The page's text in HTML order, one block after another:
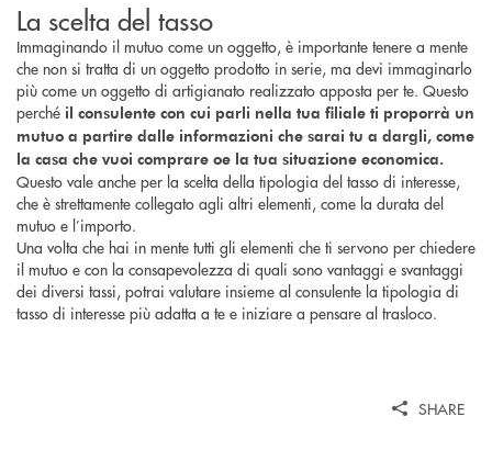
La scelta del tasso
Immaginando il mutuo come un oggetto, è importante tenere a mente
che non si tratta di un oggetto prodotto in serie, ma devi immaginarlo
più come un oggetto di artigianato realizzato apposta per te. Questo
perché il consulente con cui parli nella tua filiale ti proporrà un
mutuo a partire dalle informazioni che sarai tu a dargli, come
la casa che vuoi comprare oe la tua situazione economica.
Questo vale anche per la scelta della tipologia del tasso di interesse,
che è strettamente collegato agli altri elementi, come la durata del
mutuo e l’importo.
Una volta che hai in mente tutti gli elementi che ti servono per chiedere
il mutuo e con la consapevolezza di quali sono vantaggi e svantaggi
dei diversi tassi, potrai valutare insieme al consulente la tipologia di
tasso di interesse più adatta a te e iniziare a pensare al trasloco.
SHARE